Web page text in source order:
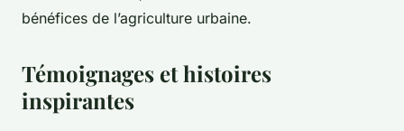
bénéfices de l’agriculture urbaine.
Témoignages et histoires
inspirantes